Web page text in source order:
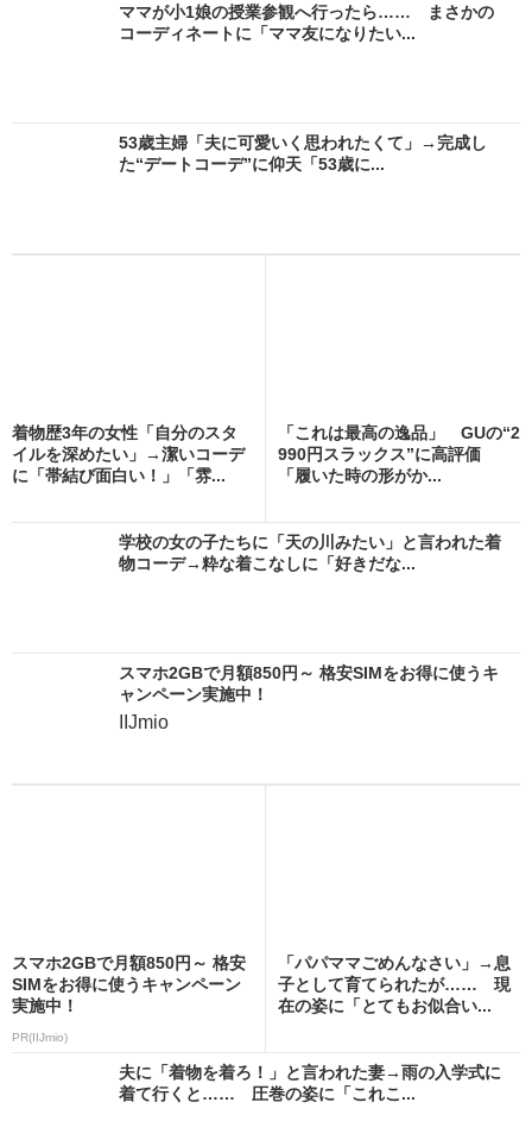
ママが小1娘の授業参観へ行ったら…… まさかの
コーディネートに「ママ友になりたい...
53歳主婦「夫に可愛いく思われたくて」→完成し
た“デートコーデ”に仰天「53歳に...
着物歴3年の女性「自分のスタ
イルを深めたい」→潔いコーデ
に「帯結び面白い！」「雰...
「これは最高の逸品」 GUの“2
990円スラックス”に高評価
「履いた時の形がか...
学校の女の子たちに「天の川みたい」と言われた着
物コーデ→粋な着こなしに「好きだな...
スマホ2GBで月額850円～ 格安SIMをお得に使うキ
ャンペーン実施中！
IIJmio
スマホ2GBで月額850円～ 格安
SIMをお得に使うキャンペーン
実施中！
PR(IIJmio)
「パパママごめんなさい」→息
子として育てられたが…… 現
在の姿に「とてもお似合い...
夫に「着物を着ろ！」と言われた妻→雨の入学式に
着て行くと…… 圧巻の姿に「これこ...